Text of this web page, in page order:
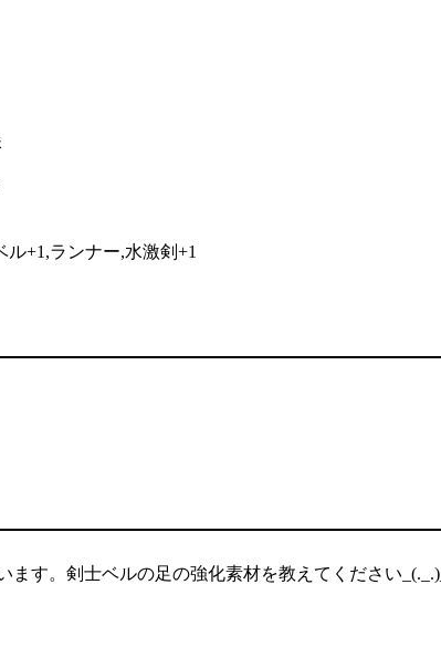
+1,ランナー,水激剣+1
す。剣士ベルの足の強化素材を教えてください_(._.)_